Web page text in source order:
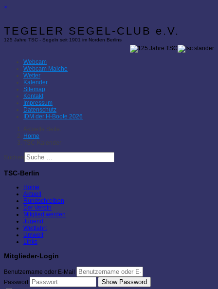
×
TEGELER SEGEL-CLUB e.V.
125 Jahre TSC - Segeln seit 1901 im Norden Berlins
Webcam
Webcam Malche
Wetter
Kalender
Sitemap
Kontakt
Impressum
Datenschutz
IDM der H-Boote 2026
Aktuelle Seite:
Home
TSC-Kalender
Suchen
TSC-Berlin
Home
Aktuell
Rundschreiben
Der Verein
Mitglied werden
Jugend
Wettfahrt
Umwelt
Links
Mitglieder-Login
Benutzername oder E-Mail
Passwort
Show Password